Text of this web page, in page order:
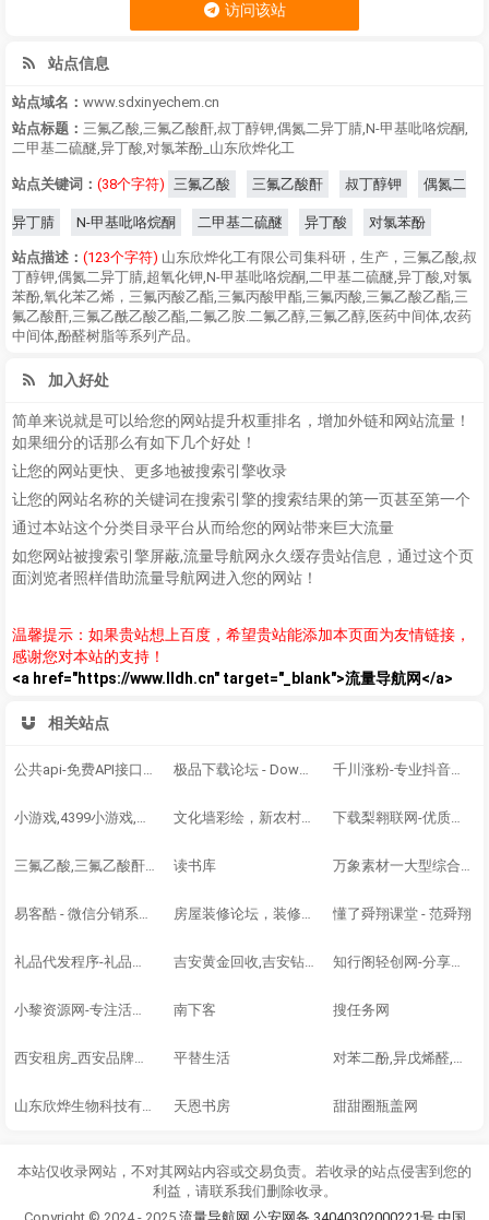
访问该站
站点信息
站点域名： www.sdxinyechem.cn
站点标题： 三氟乙酸,三氟乙酸酐,叔丁醇钾,偶氮二异丁腈,N-甲基吡咯烷酮,
二甲基二硫醚,异丁酸,对氯苯酚_山东欣烨化工
站点关键词： (38个字符) 三氟乙酸 三氟乙酸酐 叔丁醇钾 偶氮二
异丁腈 N-甲基吡咯烷酮 二甲基二硫醚 异丁酸 对氯苯酚
站点描述： (123个字符) 山东欣烨化工有限公司集科研，生产，三氟乙酸,叔
丁醇钾,偶氮二异丁腈,超氧化钾,N-甲基吡咯烷酮,二甲基二硫醚,异丁酸,对氯
苯酚,氧化苯乙烯，三氟丙酸乙酯,三氟丙酸甲酯,三氟丙酸,三氟乙酸乙酯,三
氟乙酸酐,三氟乙酰乙酸乙酯,二氟乙胺.二氟乙醇,三氟乙醇,医药中间体,农药
中间体,酚醛树脂等系列产品。
加入好处
简单来说就是可以给您的网站提升权重排名，增加外链和网站流量！
如果细分的话那么有如下几个好处！
让您的网站更快、更多地被搜索引擎收录
让您的网站名称的关键词在搜索引擎的搜索结果的第一页甚至第一个
通过本站这个分类目录平台从而给您的网站带来巨大流量
如您网站被搜索引擎屏蔽,流量导航网永久缓存贵站信息，通过这个页
面浏览者照样借助流量导航网进入您的网站！
温馨提示：如果贵站想上百度，希望贵站能添加本页面为友情链接，
感谢您对本站的支持！
<a href="https://www.lldh.cn" target="_blank">流量导航网</a>
相关站点
极品下载论坛 - Down512.COM 千川涨粉-专业抖音涨粉｜千川投流涨粉源头｜抖音有效粉
文化墙彩绘，新农村墙绘，美丽乡村彩绘，文化墙壁画 下载梨翱联网-优质且充满趣味的知识交流平台
读书库
懂了舜翔课堂 - 范舜翔
吉安黄金回收,吉安钻戒回收,吉安名包回收,吉安名表回收-盛达商贸行 知行阁轻创网-分享网络赚钱项目-全网首发副业项目实操平台-副业创业项目网
南下客 搜任务网
平替生活
天恩书房 甜甜圈瓶盖网
本站仅收录网站，不对其网站内容或交易负责。若收录的站点侵害到您的
利益，请联系我们删除收录。